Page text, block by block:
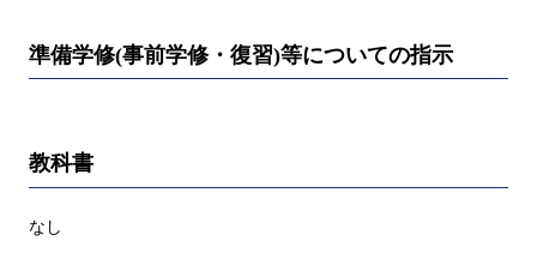
準備学修(事前学修・復習)等についての指示
教科書
なし